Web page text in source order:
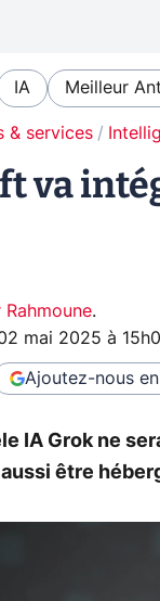
IA Meilleur
& services
va
Rahmoune.
mai 2025 à
Ajoutez-nous
IA Grok ne
être